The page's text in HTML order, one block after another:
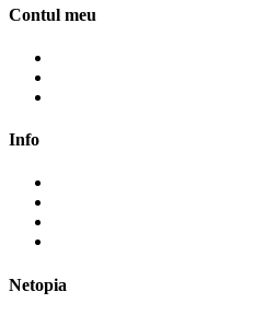
Contul meu
Info
Netopia